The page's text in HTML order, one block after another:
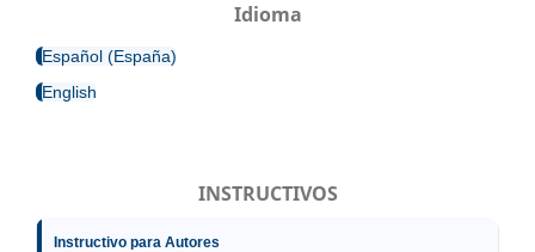
Idioma
Español (España)
English
INSTRUCTIVOS
Instructivo para Autores